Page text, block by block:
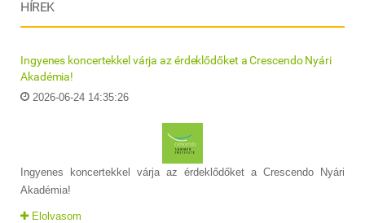
HÍREK
Ingyenes koncertekkel várja az érdeklődőket a Crescendo Nyári
Akadémia!
2026-06-24 14:35:26
Ingyenes koncertekkel várja az érdeklődőket a Crescendo Nyári
Akadémia!
Elolvasom